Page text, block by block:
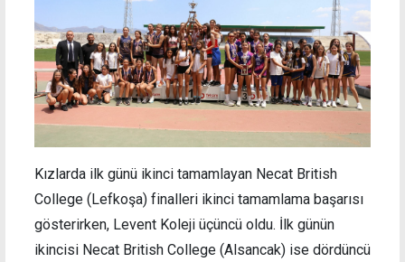
Kızlarda ilk günü ikinci tamamlayan Necat British
College (Lefkoşa) finalleri ikinci tamamlama başarısı
gösterirken, Levent Koleji üçüncü oldu. İlk günün
ikincisi Necat British College (Alsancak) ise dördüncü